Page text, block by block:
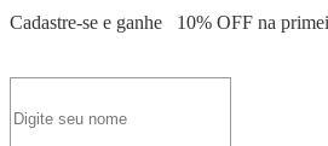
Cadastre-se e ganhe 10% OFF na